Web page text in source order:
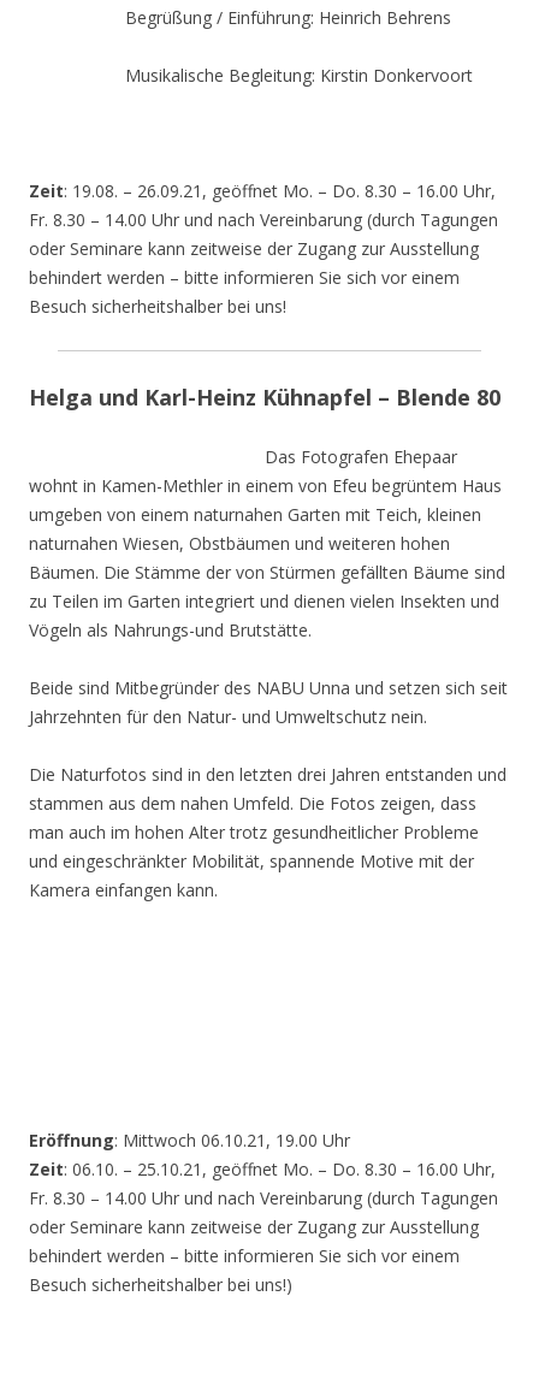
Begrüßung / Einführung: Heinrich Behrens
Musikalische Begleitung: Kirstin Donkervoort
Zeit: 19.08. – 26.09.21, geöffnet Mo. – Do. 8.30 – 16.00 Uhr,
Fr. 8.30 – 14.00 Uhr und nach Vereinbarung (durch Tagungen
oder Seminare kann zeitweise der Zugang zur Ausstellung
behindert werden – bitte informieren Sie sich vor einem
Besuch sicherheitshalber bei uns!
Helga und Karl-Heinz Kühnapfel – Blende 80
Das Fotografen Ehepaar
wohnt in Kamen-Methler in einem von Efeu begrüntem Haus
umgeben von einem naturnahen Garten mit Teich, kleinen
naturnahen Wiesen, Obstbäumen und weiteren hohen
Bäumen. Die Stämme der von Stürmen gefällten Bäume sind
zu Teilen im Garten integriert und dienen vielen Insekten und
Vögeln als Nahrungs-und Brutstätte.
Beide sind Mitbegründer des NABU Unna und setzen sich seit
Jahrzehnten für den Natur- und Umweltschutz nein.
Die Naturfotos sind in den letzten drei Jahren entstanden und
stammen aus dem nahen Umfeld. Die Fotos zeigen, dass
man auch im hohen Alter trotz gesundheitlicher Probleme
und eingeschränkter Mobilität, spannende Motive mit der
Kamera einfangen kann.
Eröffnung: Mittwoch 06.10.21, 19.00 Uhr
Zeit: 06.10. – 25.10.21, geöffnet Mo. – Do. 8.30 – 16.00 Uhr,
Fr. 8.30 – 14.00 Uhr und nach Vereinbarung (durch Tagungen
oder Seminare kann zeitweise der Zugang zur Ausstellung
behindert werden – bitte informieren Sie sich vor einem
Besuch sicherheitshalber bei uns!)